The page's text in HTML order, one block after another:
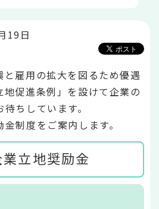
19日
雇用の拡大を図るため優遇
促進条例」を設けて企業の
ちしています。
制度をご案内します。
立地奨励金